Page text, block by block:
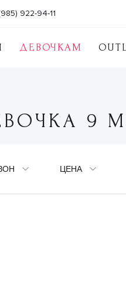
ДЕВОЧКАМ
922-94-11
9
ЦЕНА